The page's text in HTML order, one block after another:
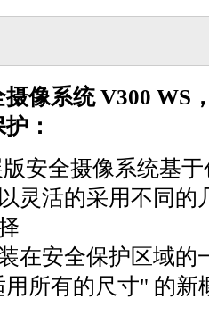
像系统 V300 WS
：
安全摄像系统基
灵活的采用不同的
在安全保护区域的
所有的尺寸" 的新